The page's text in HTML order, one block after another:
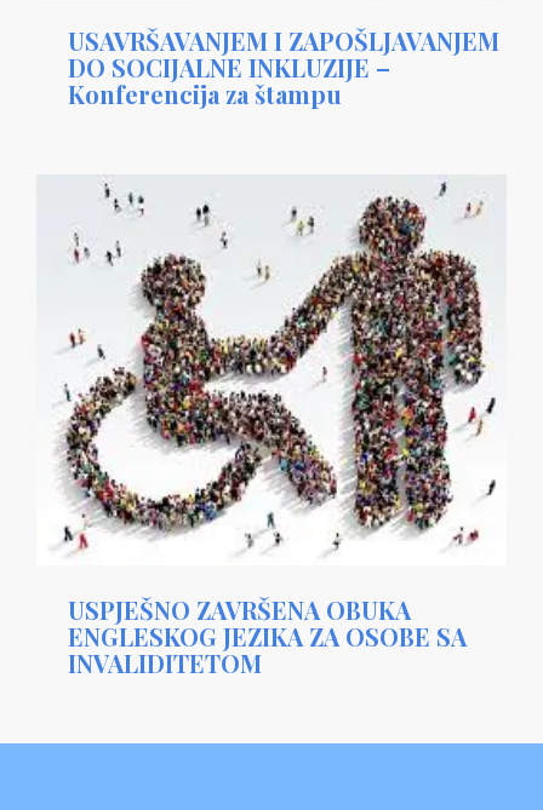
USAVRŠAVANJEM I ZAPOŠLJAVANJEM
DO SOCIJALNE INKLUZIJE –
Konferencija za štampu
USPJEŠNO ZAVRŠENA OBUKA
ENGLESKOG JEZIKA ZA OSOBE SA
INVALIDITETOM